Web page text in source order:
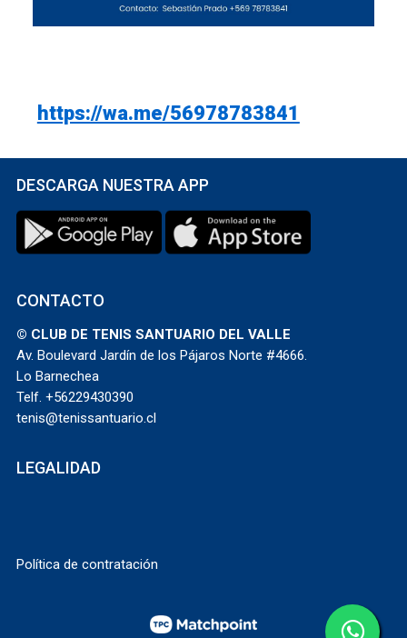
https://wa.me/56978783841
DESCARGA NUESTRA APP
CONTACTO
© CLUB DE TENIS SANTUARIO DEL VALLE
Av. Boulevard Jardín de los Pájaros Norte #4666.
Lo Barnechea
Telf. +56229430390
tenis@tenissantuario.cl
LEGALIDAD
Política de contratación